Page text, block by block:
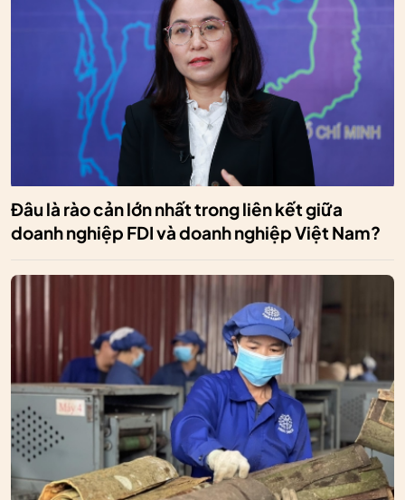
Đâu là rào cản lớn nhất trong liên kết giữa
doanh nghiệp FDI và doanh nghiệp Việt Nam?